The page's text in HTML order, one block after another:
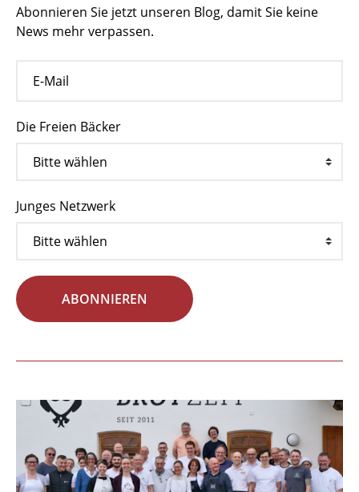
Abonnieren Sie jetzt unseren Blog, damit Sie keine
News mehr verpassen.
Die Freien Bäcker
Junges Netzwerk
ABONNIEREN